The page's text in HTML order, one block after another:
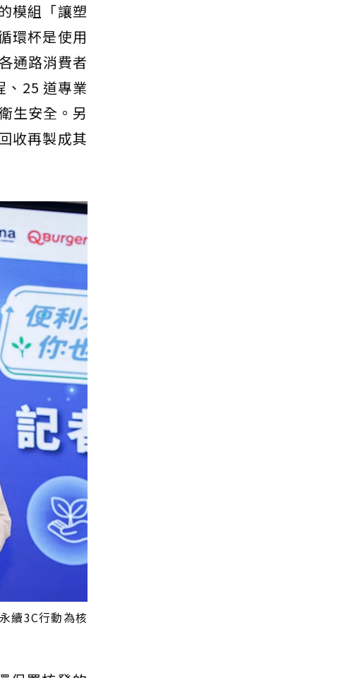
模組「讓塑
環杯是使用
通路消費者
、25 道專業
生安全。另
收再製成其
續3C行動為核